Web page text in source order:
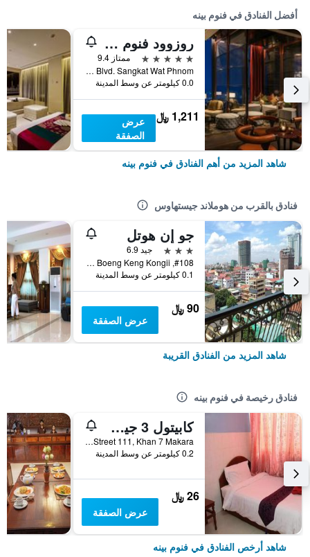
أفضل الفنادق في فنوم بينه
روزوود فنوم بين
5 نجوم
ممتاز 9.4
No. 66 Monivong Blvd. Sangkat Wat Phnom, فنوم بينه, كمبوديا
0.0 كيلومتر عن وسط المدينة
1,211 ﷼
عرض
الصفقة
شاهد المزيد من أهم الفنادق في فنوم بينه
فنادق بالقرب من هوملاند جيستهاوس
جو إن هوتل
3 نجوم
جيد 6.9
#108, St 304, Sangkat Boeng Keng Kongii, فنوم بينه, كمبوديا
0.1 كيلومتر عن وسط المدينة
90 ﷼
عرض الصفقة
شاهد المزيد من الفنادق القريبة
فنادق رخيصة في فنوم بينه
كابيتول 3 جيست هاوس
6CE0, Street 111, Khan 7 Makara, فنوم بينه, كمبوديا
0.2 كيلومتر عن وسط المدينة
26 ﷼
عرض الصفقة
شاهد أرخص الفنادق في فنوم بينه